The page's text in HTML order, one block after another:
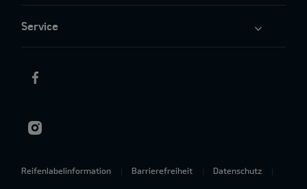
Service
Reifenlabelinformation Barrierefreiheit Datenschutz